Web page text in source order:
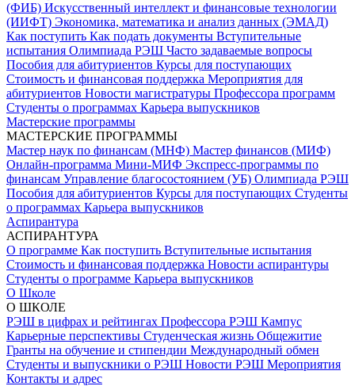
(ФИБ) Искусственный интеллект и финансовые технологии
(ИИФТ) Экономика, математика и анализ данных (ЭМАД)
Как поступить Как подать документы Вступительные
испытания Олимпиада РЭШ Часто задаваемые вопросы
Пособия для абитуриентов Курсы для поступающих
Стоимость и финансовая поддержка Мероприятия для
абитуриентов Новости магистратуры Профессора программ
Студенты о программах Карьера выпускников
Мастерские программы
МАСТЕРСКИЕ ПРОГРАММЫ
Мастер наук по финансам (МНФ) Мастер финансов (МИФ)
Онлайн-программа Мини-МИФ Экспресс-программы по
финансам Управление благосостоянием (УБ) Олимпиада РЭШ
Пособия для абитуриентов Курсы для поступающих Студенты
о программах Карьера выпускников
Аспирантура
АСПИРАНТУРА
О программе Как поступить Вступительные испытания
Стоимость и финансовая поддержка Новости аспирантуры
Студенты о программе Карьера выпускников
О Школе
О ШКОЛЕ
РЭШ в цифрах и рейтингах Профессора РЭШ Кампус
Карьерные перспективы Студенческая жизнь Общежитие
Гранты на обучение и стипендии Международный обмен
Студенты и выпускники о РЭШ Новости РЭШ Мероприятия
Контакты и адрес